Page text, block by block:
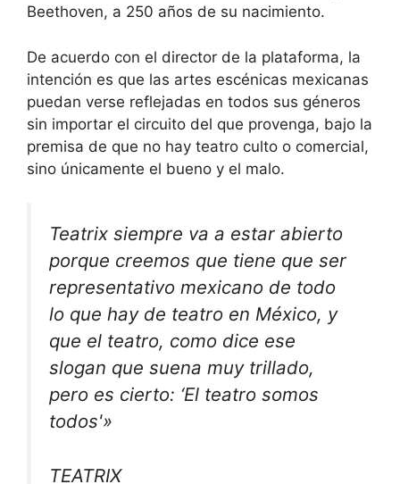
Beethoven, a 250 años de su nacimiento.
De acuerdo con el director de la plataforma, la
intención es que las artes escénicas mexicanas
puedan verse reflejadas en todos sus géneros
sin importar el circuito del que provenga, bajo la
premisa de que no hay teatro culto o comercial,
sino únicamente el bueno y el malo.
Teatrix siempre va a estar abierto
porque creemos que tiene que ser
representativo mexicano de todo
lo que hay de teatro en México, y
que el teatro, como dice ese
slogan que suena muy trillado,
pero es cierto: ‘El teatro somos
todos'»
TEATRIX